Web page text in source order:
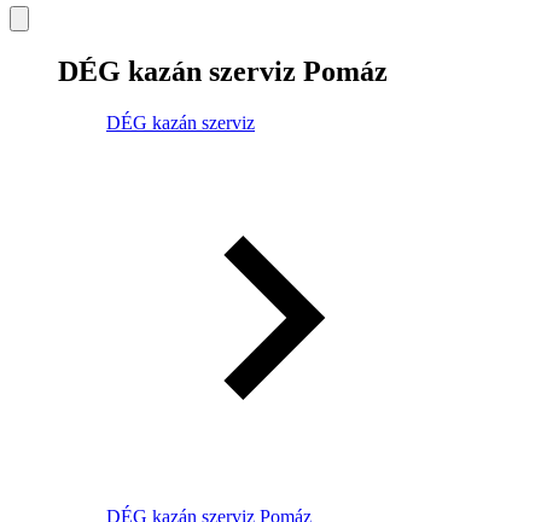
DÉG kazán szerviz Pomáz
DÉG kazán szerviz
DÉG kazán szerviz Pomáz